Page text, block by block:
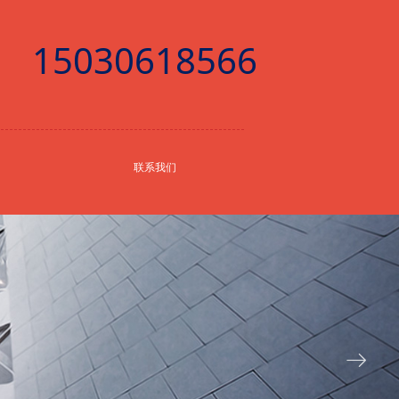
15030618566
联系我们
ꁹ